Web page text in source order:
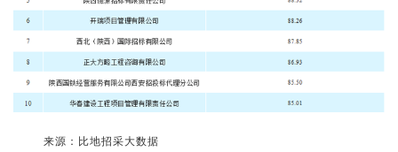
来源：比地招采大数据